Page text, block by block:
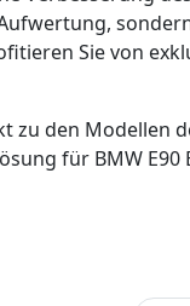
Sie von
zu den Modellen
für BMW E90